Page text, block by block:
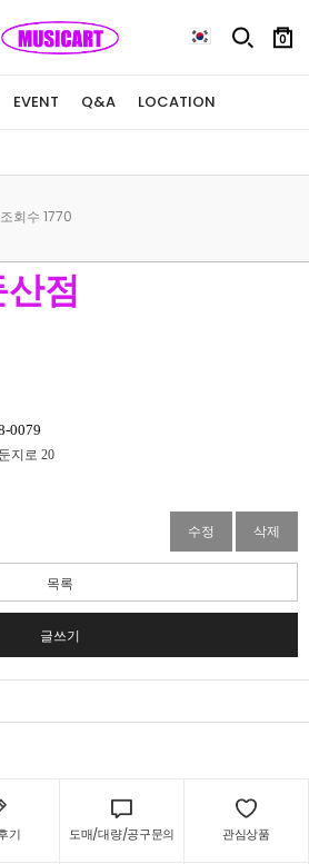
0
EVENT Q&A LOCATION
조회수 1770
점
0079
지로 20
수정 삭제
목록
글쓰기
기 도매/대량/공구문의 관심상품